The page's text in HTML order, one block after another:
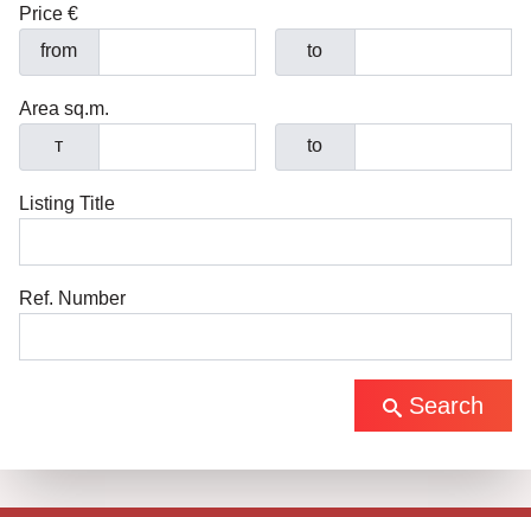
Price €
from
to
Area sq.m.
т
to
Listing Title
Ref. Number
Search